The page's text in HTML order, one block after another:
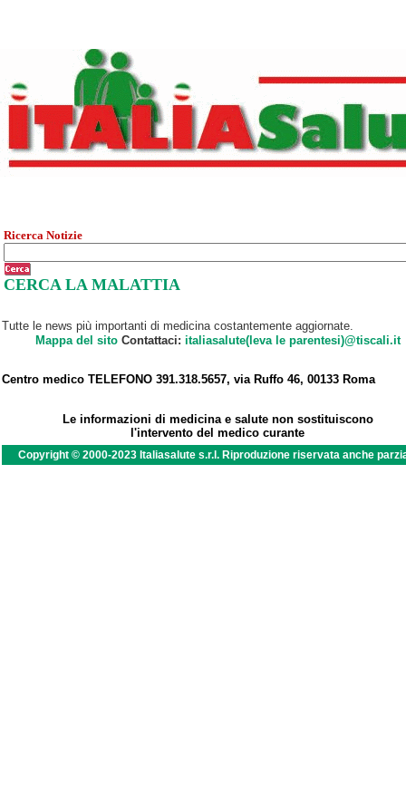
Ricerca Notizie
CERCA LA MALATTIA
Tutte le news più importanti di medicina costantemente aggiornate.
Mappa del sitoContattaci: italiasalute(leva le parentesi)@tiscali.it
Centro medico TELEFONO 391.318.5657, via Ruffo 46, 00133 Roma
Le informazioni di medicina e salute non sostituiscono
l'intervento del medico curante
Copyright © 2000-2023 Italiasalute s.r.l. Riproduzione riservata anche